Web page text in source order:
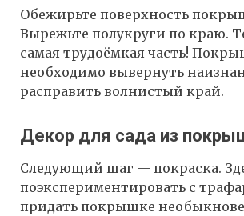
Обежирьте поверхность
Вырежьте полукруги по краю.
самая трудоёмкая часть!
необходимо вывернуть
расправить волнистый край.
Декор для сада из
Следующий шаг — покраска.
поэкспериментировать с
придать покрышке